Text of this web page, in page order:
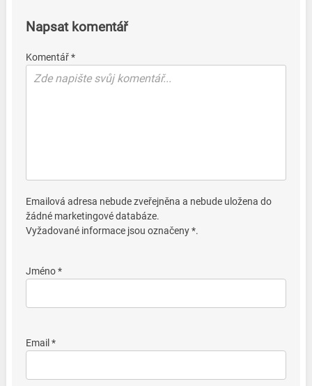
Napsat komentář
Komentář *
Emailová adresa nebude zveřejněna a nebude uložena do
žádné marketingové databáze.
Vyžadované informace jsou označeny *.
Jméno *
Email *